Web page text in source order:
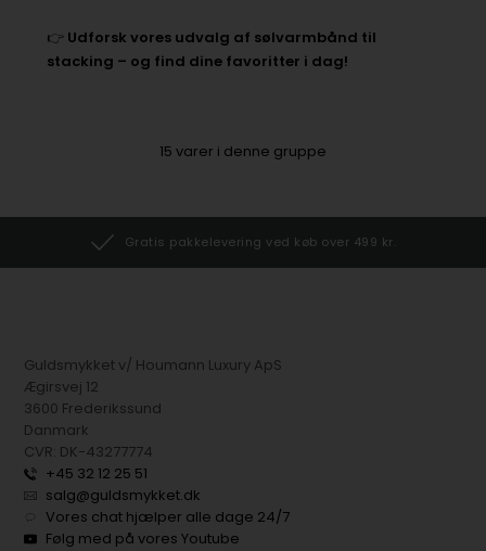
👉 Udforsk vores udvalg af sølvarmbånd til
stacking – og find dine favoritter i dag!
15 varer i denne gruppe
Gratis pakkelevering ved køb over 499 kr.
Guldsmykket v/ Houmann Luxury ApS
Ægirsvej 12
3600 Frederikssund
Danmark
CVR: DK-43277774
+45 32 12 25 51
salg@guldsmykket.dk
Vores chat hjælper alle dage 24/7
Følg med på vores Youtube